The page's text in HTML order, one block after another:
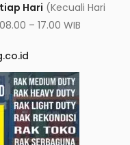
Hari (Kecuali Hari
– 17.00 WIB